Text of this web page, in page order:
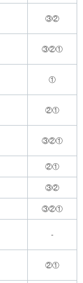
③②
③②①
①
②①
③②①
②①
③②
③②①
-
②①